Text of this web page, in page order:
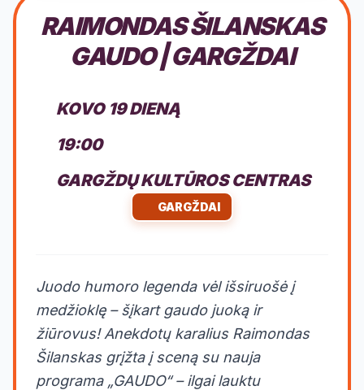
RAIMONDAS ŠILANSKAS
GAUDO | GARGŽDAI
KOVO 19 DIENĄ
19:00
GARGŽDŲ KULTŪROS CENTRAS
GARGŽDAI
Juodo humoro legenda vėl išsiruošė į
medžioklę – šįkart gaudo juoką ir
žiūrovus! Anekdotų karalius Raimondas
Šilanskas grįžta į sceną su nauja
programa „GAUDO“ – ilgai lauktu